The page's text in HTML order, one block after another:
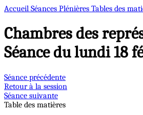
Accueil Séances Plénières Tables des
Chambres des
Séance du lundi 18
Séance précédente
Retour à la session
Séance suivante
Table des matières